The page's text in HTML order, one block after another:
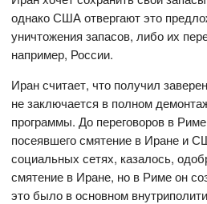
однако США отвергают это
уничтожения запасов, либо их
например, России.
Иран считает, что получил
не заключается в полном
программы. До переговоров в
посеявшего смятение в Иране и
социальных сетях, казалось,
смятение в Иране, но в Риме он
это было в основном